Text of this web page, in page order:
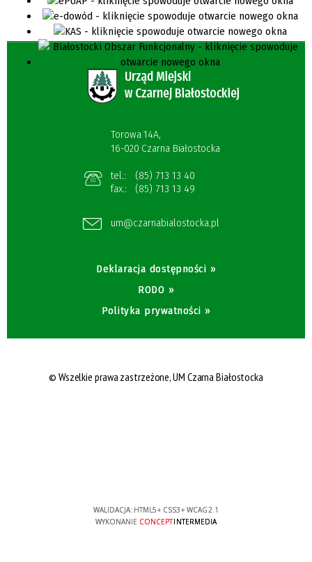
Torowa 14A,
16-020 Czarna Białostocka
tel.:
(85) 713 13 40
fax.:
(85) 713 13 49
um@czarnabialostocka.pl
Deklaracja dostępności »
RODO »
Polityka prywatności »
© Wszelkie prawa zastrzeżone,UM Czarna Białostocka
WALIDACJA: HTML5+ CSS3+ WCAG 2.1
WYKONANIE CONCEPTINTERMEDIA